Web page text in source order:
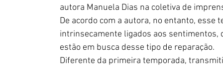
autora Manuela Dias na coletiva de
De acordo com a autora, no entanto,
intrinsecamente ligados aos
estão em busca desse tipo de reparação.
Diferente da primeira temporada,